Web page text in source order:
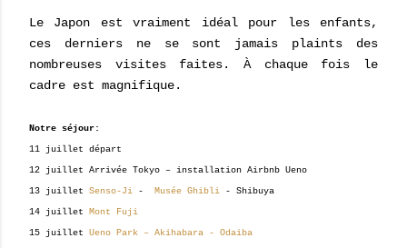
Le Japon est vraiment idéal pour les enfants,
ces derniers ne se sont jamais plaints des
nombreuses visites faites. À chaque fois le
cadre est magnifique.
Notre séjour:
11 juillet départ
12 juillet Arrivée Tokyo – installation Airbnb Ueno
13 juillet Senso-Ji - Musée Ghibli - Shibuya
14 juillet Mont Fuji
15 juillet Ueno Park – Akihabara - Odaiba